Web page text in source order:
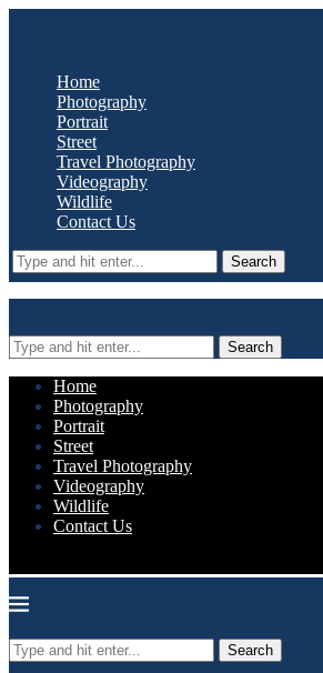
Home
Photography
Portrait
Street
Travel Photography
Videography
Wildlife
Contact Us
Search
Search
Home
Photography
Portrait
Street
Travel Photography
Videography
Wildlife
Contact Us
Search